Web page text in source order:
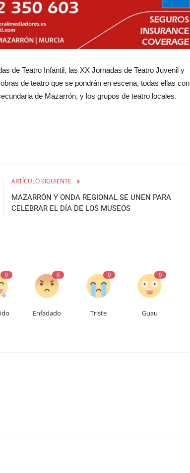
de Teatro Infantil, las XX Jornadas de Teatro Juvenil y
de teatro que se pondrán en escena, todas ellas con
de Mazarrón, y los grupos de teatro locales.
ARTÍCULO SIGUIENTE
MAZARRÓN Y ONDA REGIONAL SE UNEN PARA
CELEBRAR EL DÍA DE LOS MUSEOS
0 0
Enfadado
0
Triste
0
Guau